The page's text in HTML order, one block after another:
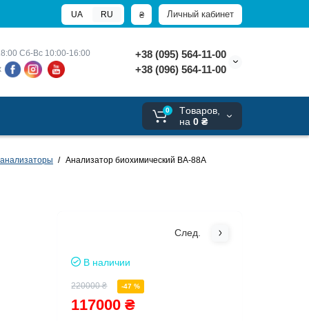
Личный кабинет
₴
UA RU
Сб-Вс 10:00-16:00
+38 (095) 564-11-00
+38 (096) 564-11-00
0
Tоваров,
на 0 ₴
Анализатор биохимический BA-88A
След.
В наличии
220000 ₴ -47 %
117000 ₴